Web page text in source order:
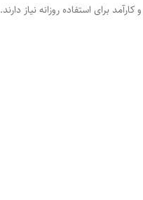
برای استفاده روزانه نیاز دارند.